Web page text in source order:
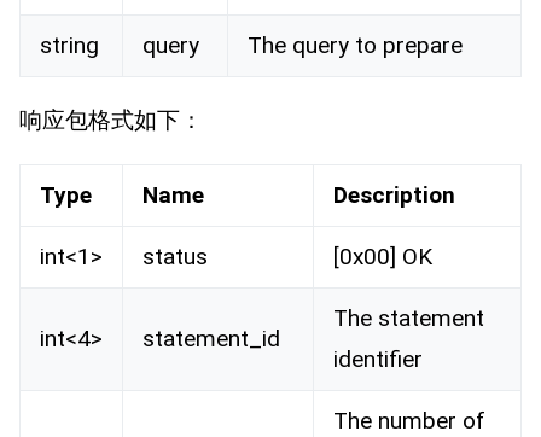
string query The query to prepare
响应包格式如下：
Type Name Description
int<1> status [0x00] OK
int<4> statement_id
The statement
identifier
The number of